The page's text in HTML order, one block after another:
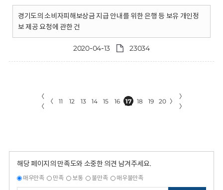
경기도의 소비자피해보상금 지급 안내를 위한 은행 등 보유 개인정
보 제공 요청에 관한 건
2020-04-13 23034
〈
〈
〈 11 12 13 14 15 16 17 18 19 20 〉
〉
〉
해당 페이지의 만족도와 소중한 의견 남겨주세요.
매우만족 만족 보통 불만족 매우불만족